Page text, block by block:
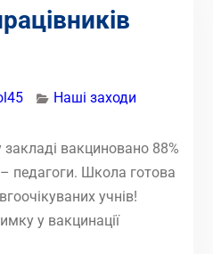
Наші заходи
вакциновано 88%
– педагоги. Школа готова
учнів!
у вакцинації